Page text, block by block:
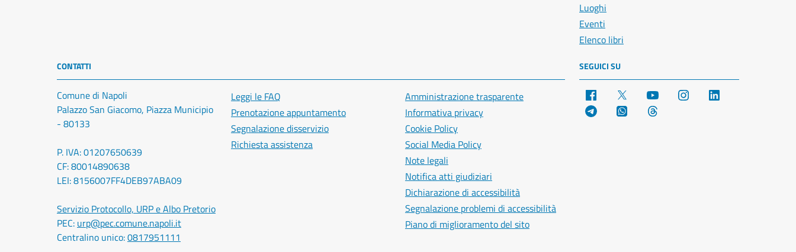
Luoghi
Eventi
Elenco libri
CONTATTI
Comune di Napoli
Palazzo San Giacomo, Piazza Municipio
- 80133
P. IVA: 01207650639
CF: 80014890638
LEI: 8156007FF4DEB97ABA09
Servizio Protocollo, URP e Albo Pretorio
PEC: urp@pec.comune.napoli.it
Centralino unico:0817951111
Leggi le FAQ
Prenotazione appuntamento
Segnalazione disservizio
Richiesta assistenza
Amministrazione trasparente
Informativa privacy
Cookie Policy
Social Media Policy
Note legali
Notifica atti giudiziari
Dichiarazione di accessibilità
Segnalazione problemi di accessibilità
Piano di miglioramento del sito
SEGUICI SU
Facebook YouTube Instagram
Telegram WhatsApp